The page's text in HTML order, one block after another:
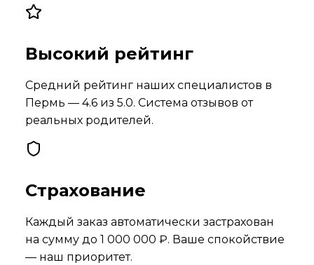
Высокий рейтинг
Средний рейтинг наших специалистов в
Пермь — 4.6 из 5.0. Система отзывов от
реальных родителей.
Страхование
Каждый заказ автоматически застрахован
на сумму до 1 000 000 ₽. Ваше спокойствие
— наш приоритет.